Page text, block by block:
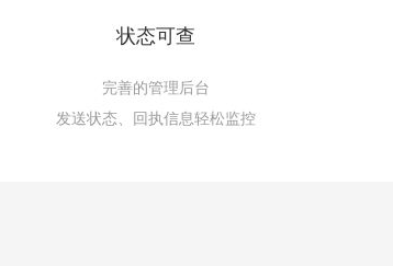
状态可查
完善的管理后台
发送状态、回执信息轻松监控